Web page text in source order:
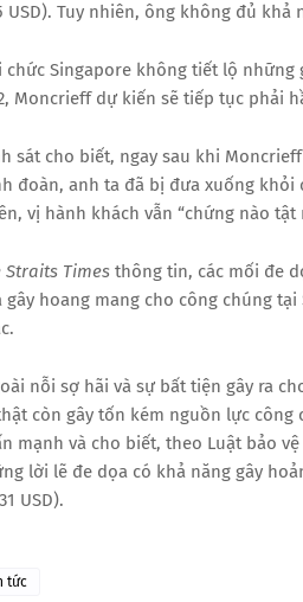
USD). Tuy nhiên, ông không đủ
chức Singapore không tiết lộ
Moncrieff dự kiến ​​sẽ tiếp tục phải
sát cho biết, ngay sau khi
đoàn, anh ta đã bị đưa xuống khỏi
vị hành khách vẫn “chứng nào
Straits Times thông tin, các mối đe
gây hoang mang cho công chúng
nỗi sợ hãi và sự bất tiện gây ra
còn gây tốn kém nguồn lực công
mạnh và cho biết, theo Luật bảo
lời lẽ đe dọa có khả năng gây
USD).
tức